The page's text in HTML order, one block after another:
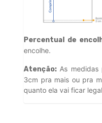
Percentual de
encolhe.
Atenção: As
3cm pra mais ou pra
quanto ela vai ficar